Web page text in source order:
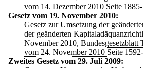
vom 14. Dezember 2010 Seite
Gesetz vom 19. November 2010:
Gesetz zur Umsetzung der
der geänderten
November 2010, Bundesgesetzblatt
vom 24. November 2010 Seite
Zweites Gesetz vom 29. Juli 2009: